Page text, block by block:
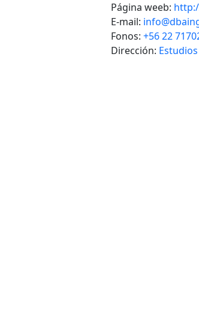
Página weeb:
E-mail:
Fonos:+56 22
Dirección: